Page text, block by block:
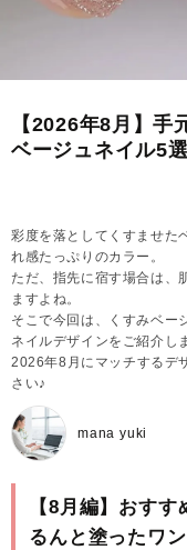
【2026年8月】手
ベージュネイル5選
彩度を落としてくすませた
れ感たっぷりのカラー。
ただ、指先に宿す場合は、
ますよね。
そこで今回は、くすみベー
ネイルデザインをご紹介し
2026年8月にマッチするデ
さい♪
mana yuki
【8月編】おす
るんと塗ったワ